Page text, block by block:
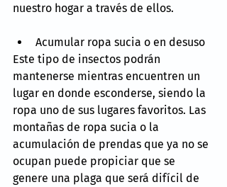
nuestro hogar a través de ellos.
Acumular ropa sucia o en desuso
Este tipo de insectos podrán
mantenerse mientras encuentren un
lugar en donde esconderse, siendo la
ropa uno de sus lugares favoritos. Las
montañas de ropa sucia o la
acumulación de prendas que ya no se
ocupan puede propiciar que se
genere una plaga que será difícil de